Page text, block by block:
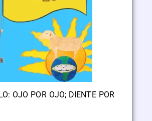
OJO POR OJO; DIENTE POR